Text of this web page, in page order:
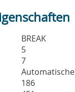
BREAK
5
7
Automatische
186